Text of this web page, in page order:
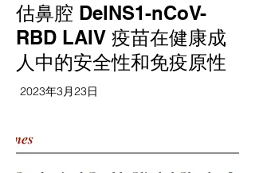
估鼻腔 DelNS1-nCoV-
RBD LAIV 疫苗在健康成
人中的安全性和免疫原性
2023年3月23日